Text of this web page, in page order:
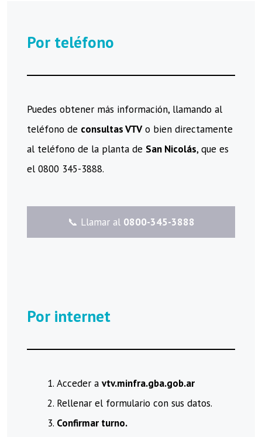
Por teléfono
Puedes obtener más información, llamando al
teléfono de consultas VTVo bien directamente
al teléfono de la planta de San Nicolás, que es
el 0800 345-3888.
​📞 Llamar al 0800-345-3888
Por internet
Acceder a vtv.minfra.gba.gob.ar
Rellenar el formulario con sus datos.
Confirmar turno.